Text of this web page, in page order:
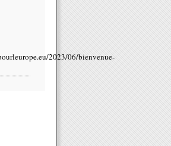
2023/06/bienvenue-